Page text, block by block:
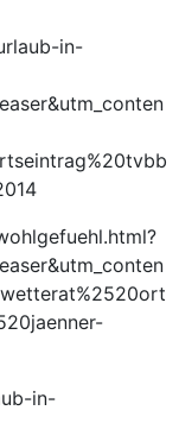
in-
in-